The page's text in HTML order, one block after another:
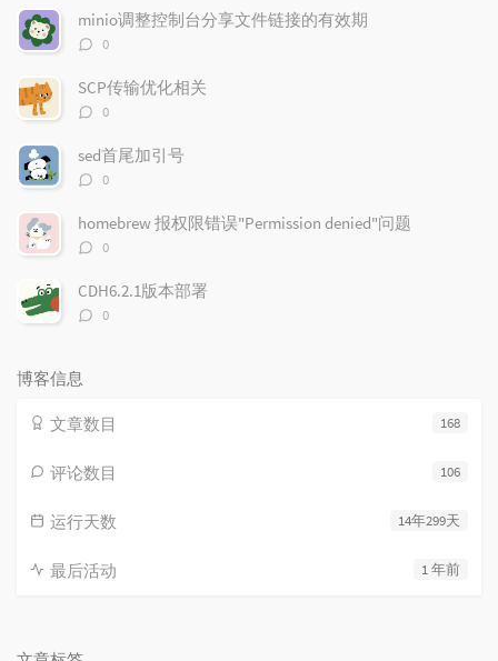
文
章
评
minio调整控制台分享文件链接的有效期
评
数：
0
SCP传输优化相关
评
数：
0
sed首尾加引号
评
数：
0
homebrew 报权限错误"Permission denied"问题
评
数：
0
CDH6.2.1版本部署
评
0
博客信息
168
文章数目
106
评论数目
14年299天
运行天数
1 年前
最后活动